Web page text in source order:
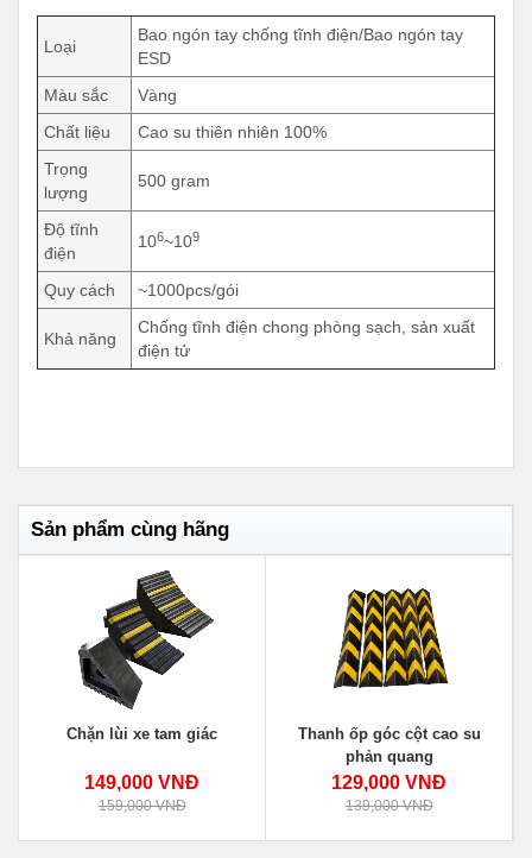
Loại
Bao ngón tay chống tĩnh điện/Bao ngón tay
ESD
Màu sắc
Vàng
Chất liệu
Cao su thiên nhiên 100%
Trọng
lượng
500 gram
Độ tĩnh
điện
106~109
Quy cách ~1000pcs/gói
Khả năng
Chống tĩnh điện chong phòng sạch, sản xuất
điện tử
Sản phẩm cùng hãng
Chặn lùi xe tam giác
149,000 VNĐ
159,000 VNĐ
Thanh ốp góc cột cao su
phản quang
129,000 VNĐ
139,000 VNĐ